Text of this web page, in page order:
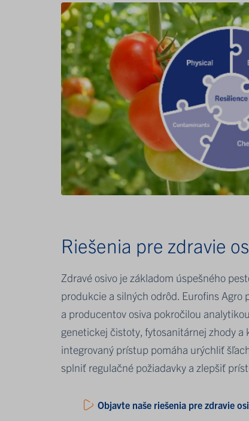
Riešenia pre zdravie
Zdravé osivo je základom úspešného
produkcie a silných odrôd. Eurofins Agro
a producentov osiva pokročilou
genetickej čistoty, fytosanitárnej zhody a
integrovaný prístup pomáha urýchliť
splniť regulačné požiadavky a zlepšiť
Objavte naše riešenia pre zdravie